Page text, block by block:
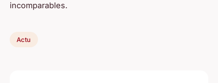
incomparables.
Actu